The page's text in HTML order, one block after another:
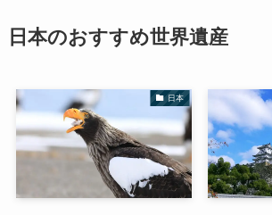
日本のおすすめ世界遺産
日本